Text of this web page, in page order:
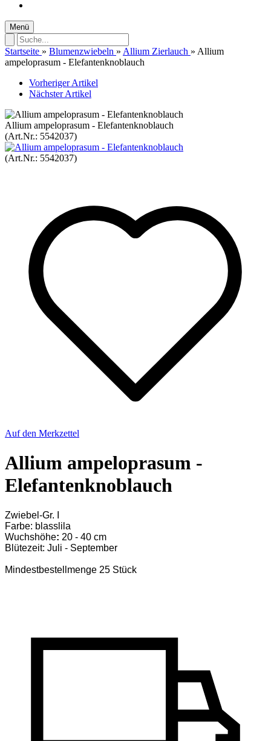
Menü
Startseite » Blumenzwiebeln » Allium Zierlauch » Allium
ampeloprasum - Elefantenknoblauch
Vorheriger Artikel
Nächster Artikel
Allium ampeloprasum - Elefantenknoblauch
(Art.Nr.: 5542037)
(Art.Nr.: 5542037)
Auf den Merkzettel
Allium ampeloprasum -
Elefantenknoblauch
Zwiebel-Gr. I
Farbe: blasslila
Wuchshöhe: 20 - 40 cm
Blütezeit: Juli - September
Mindestbestellmenge 25 Stück